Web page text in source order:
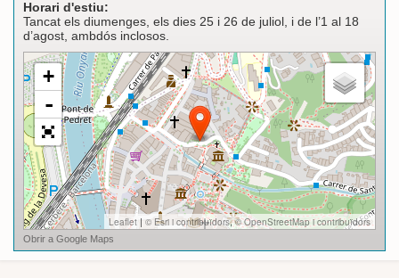
Horari d'estiu:
Tancat els diumenges, els dies 25 i 26 de juliol, i de l’1 al 18
d’agost, ambdós inclosos.